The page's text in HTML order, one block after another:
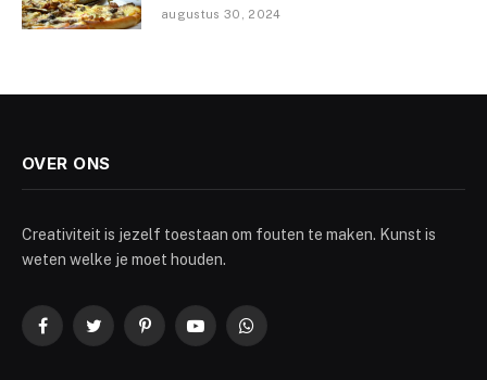
augustus 30, 2024
OVER ONS
Creativiteit is jezelf toestaan om fouten te maken. Kunst is
weten welke je moet houden.
FacebookTwitterPinterestYouTubeWhatsApp